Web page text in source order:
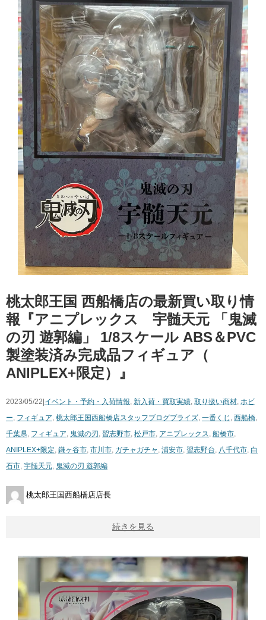
桃太郎王国 西船橋店の最新買い取り情
報『アニプレックス 宇髄天元 ​「鬼滅
の刃 ​遊郭編」 ​1/8スケール ​ABS＆PVC
製塗装済み完成品フィギュア（​
ANIPLEX+限定）』
2023/05/22| イベント・予約・入荷情報, 新入荷・買取実績, 取り扱い商材, ホビ
ー, フィギュア, 桃太郎王国西船橋店スタッフブログプライズ, 一番くじ , 西船橋,
千葉県, フィギュア, 鬼滅の刃 , 習志野市, 松戸市, アニプレックス, 船橋市,
ANIPLEX+限定, 鎌ヶ谷市, 市川市, ガチャガチャ , 浦安市, 習志野台, 八千代市, 白
石市, 宇髄天元, 鬼滅の刃 ​遊郭編
桃太郎王国西船橋店店長
続きを見る